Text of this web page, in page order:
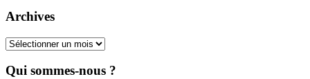
Archives
Archives
Qui sommes-nous ?